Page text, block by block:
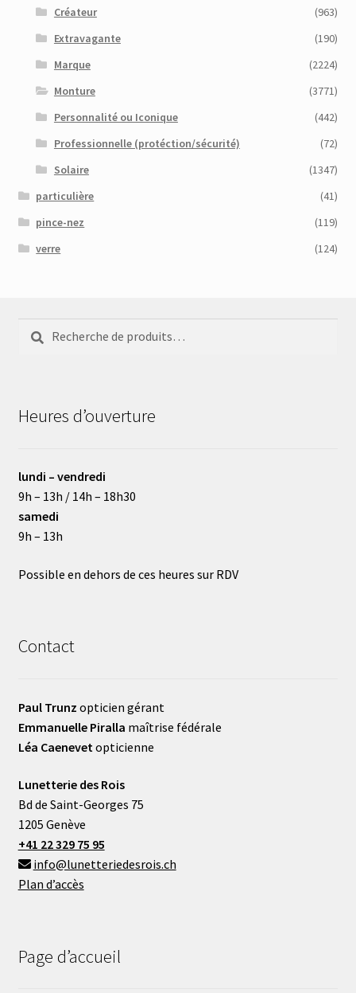
Créateur
(963)
Extravagante
(190)
Marque
(2224)
Monture
(3771)
Personnalité ou Iconique
(442)
Professionnelle (protéction/sécurité)
(72)
Solaire
(1347)
particulière
(41)
pince-nez
(119)
verre
(124)
Recherche
pour :
Recherche
Heures d’ouverture
lundi – vendredi
9h – 13h / 14h – 18h30
samedi
9h – 13h
Possible en dehors de ces heures sur RDV
Contact
Paul Trunz opticien gérant
Emmanuelle Piralla maîtrise fédérale
Léa Caenevet opticienne
Lunetterie des Rois
Bd de Saint-Georges 75
1205 Genève
+41 22 329 75 95
info@lunetteriedesrois.ch
Plan d’accès
Page d’accueil